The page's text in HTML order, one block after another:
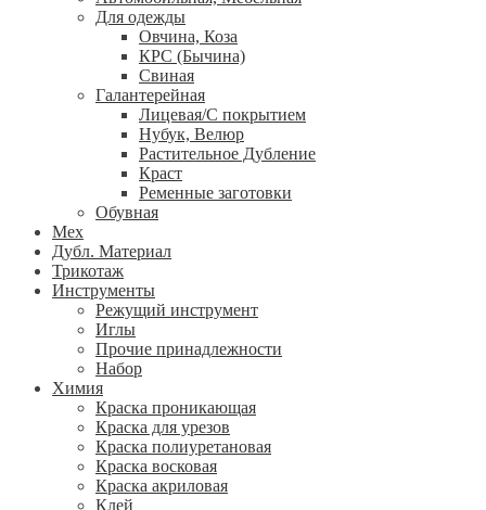
Для одежды
Овчина, Коза
КРС (Бычина)
Свиная
Галантерейная
Лицевая/С покрытием
Нубук, Велюр
Растительное Дубление
Краст
Ременные заготовки
Обувная
Мех
Дубл. Материал
Трикотаж
Инструменты
Режущий инструмент
Иглы
Прочие принадлежности
Набор
Химия
Краска проникающая
Краска для урезов
Краска полиуретановая
Краска восковая
Краска акриловая
Клей